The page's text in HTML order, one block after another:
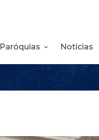
Paróquias Notícias